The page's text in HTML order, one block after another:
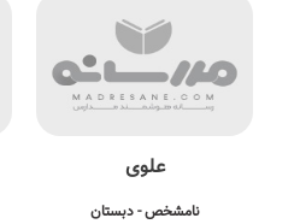
علوی
نامشخص - دبستان